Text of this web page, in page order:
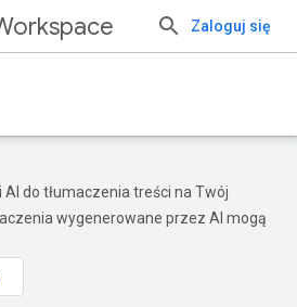
Zaloguj się
do tłumaczenia treści na Twój
wygenerowane przez AI mogą